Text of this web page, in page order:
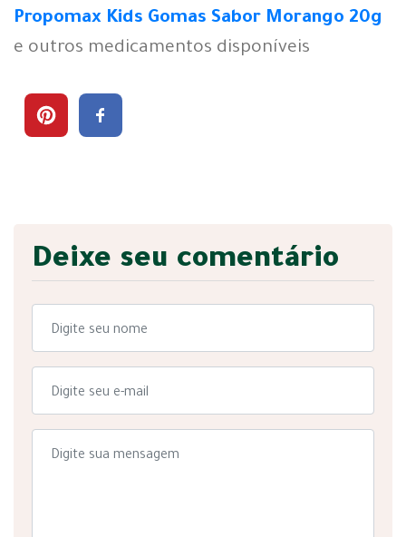
Propomax Kids Gomas Sabor Morango 20g
e outros medicamentos disponíveis
Deixe seu comentário